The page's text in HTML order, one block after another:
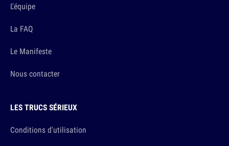
L'équipe
La FAQ
Le Manifeste
Nous contacter
LES TRUCS SÉRIEUX
Conditions d'utilisation